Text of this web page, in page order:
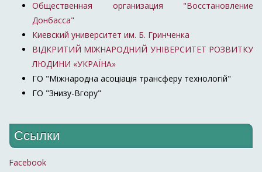
Общественная организация "Восстановление
Донбасса"
Киевский университет им. Б. Гринченка
ВІДКРИТИЙ МІЖНАРОДНИЙ УНІВЕРСИТЕТ РОЗВИТКУ
ЛЮДИНИ «УКРАЇНА»
ГО "Міжнародна асоціація трансферу технологій"
ГО "Знизу-Вгору"
Ссылки
Facebook